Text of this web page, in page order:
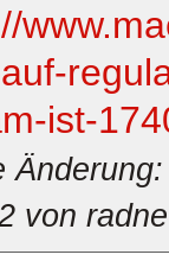
ist-
von